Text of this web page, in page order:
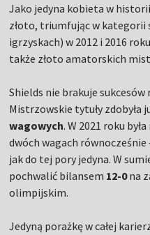
Jako jedyna kobieta w
złoto, triumfując w kategorii
igrzyskach) w 2012 i 2016
także złoto amatorskich
Shields nie brakuje
Mistrzowskie tytuły zdobyła
wagowych. W 2021 roku
dwóch wagach
jak do tej pory jedyna. W
pochwalić bilansem 12-0na
olimpijskim.
Jedyną porażkę w całej